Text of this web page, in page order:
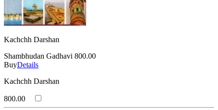
Kachchh Darshan
Shambhudan Gadhavi 800.00
BuyDetails
Kachchh Darshan
800.00